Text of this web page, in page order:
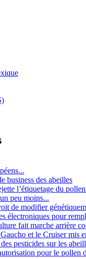
business des abeilles
l’étiquetage du
peu moins...
de modifier
électroniques pour
fait marche arrière
et le Cruiser mis
pesticides sur les
pour le pollen